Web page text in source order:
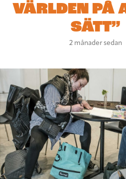
VÄRLDEN PÅ
SÄTT”
2 månader sedan